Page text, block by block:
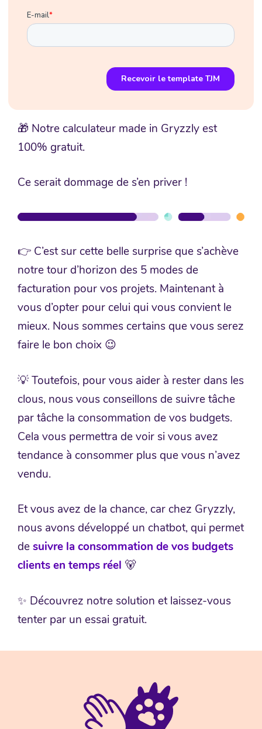
🎁 Notre calculateur made in Gryzzly est
100% gratuit.
Ce serait dommage de s’en priver !
👉 C’est sur cette belle surprise que s’achève
notre tour d’horizon des 5 modes de
facturation pour vos projets. Maintenant à
vous d’opter pour celui qui vous convient le
mieux. Nous sommes certains que vous serez
faire le bon choix 😉
💡 Toutefois, pour vous aider à rester dans les
clous, nous vous conseillons de suivre tâche
par tâche la consommation de vos budgets.
Cela vous permettra de voir si vous avez
tendance à consommer plus que vous n’avez
vendu.
Et vous avez de la chance, car chez Gryzzly,
nous avons développé un chatbot, qui permet
desuivre la consommation de vos budgets
clients en temps réel 🐻
✨ Découvrez notre solution et laissez-vous
tenter par un essai gratuit.